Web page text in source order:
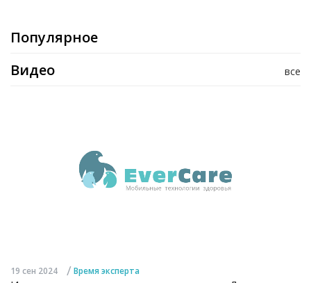
Популярное
все
Видео
19 сен 2024 / Время эксперта